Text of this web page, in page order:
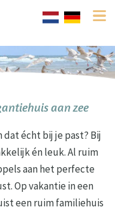
aan zee
dat écht bij je past? Bij
én leuk. Al ruim
aan het perfecte
Op vakantie in een
een ruim familiehuis